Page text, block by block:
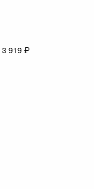
3 919 ₽